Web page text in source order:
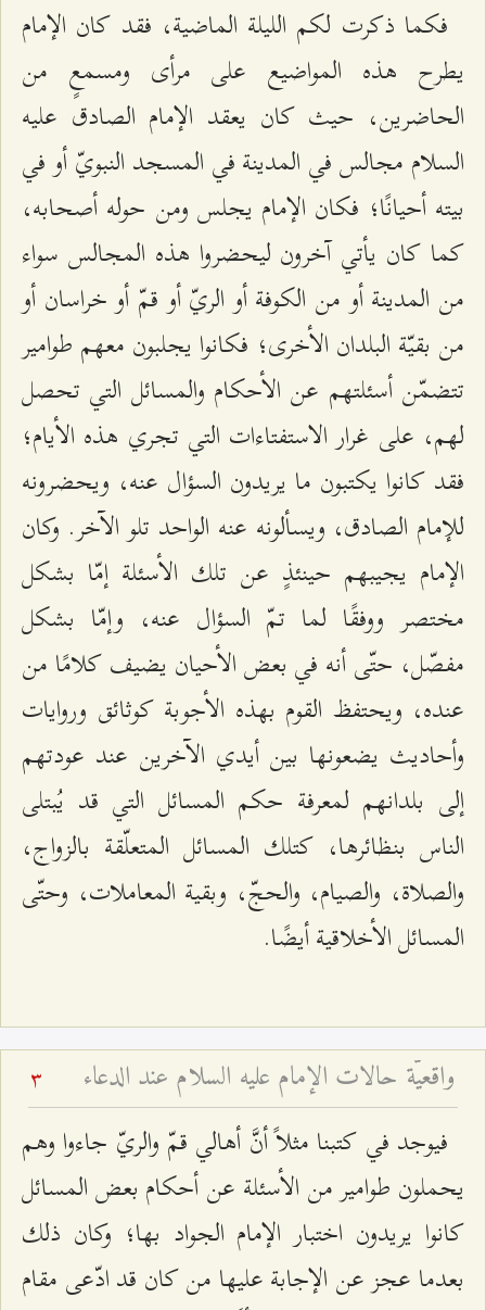
فكما ذكرت لكم الليلة الماضية، فقد كان الإمام
يطرح هذه المواضيع على مرأى ومسمعٍ من
الحاضرين، حيث كان يعقد الإمام الصادق عليه
السلام مجالس في المدينة في المسجد النبويّ أو في
بيته أحيانًا؛ فكان الإمام يجلس ومن حوله أصحابه،
كما كان يأتي آخرون ليحضروا هذه المجالس سواء
من المدينة أو من الكوفة أو الريّ أو قمّ أو خراسان أو
من بقيّة البلدان الأخرى؛ فكانوا يجلبون معهم طوامير
تتضمّن أسئلتهم عن الأحكام والمسائل التي تحصل
لهم، على غرار الاستفتاءات التي تجري هذه الأيام؛
فقد كانوا يكتبون ما يريدون السؤال عنه، ويحضرونه
للإمام الصادق، ويسألونه عنه الواحد تلو الآخر. وكان
الإمام يجيبهم حينئذٍ عن تلك الأسئلة إمّا بشكل
مختصر ووفقًا لما تمّ السؤال عنه، وإمّا بشكل
مفصّل، حتّى أنه في بعض الأحيان يضيف كلامًا من
عنده، ويحتفظ القوم بهذه الأجوبة كوثائق وروايات
وأحاديث يضعونها بين أيدي الآخرين عند عودتهم
إلى بلدانهم لمعرفة حكم المسائل التي قد يُبتلى
الناس بنظائرها، كتلك المسائل المتعلّقة بالزواج،
والصلاة، والصيام، والحجّ، وبقية المعاملات، وحتّى
المسائل الأخلاقية أيضًا.
واقعيّة حالات الإمام عليه السلام عند الدعاء 3
فيوجد في كتبنا مثلاً أنَّ أهالي قمّ والريّ جاءوا وهم
يحملون طوامير من الأسئلة عن أحكام بعض المسائل
كانوا يريدون اختبار الإمام الجواد بها؛ وكان ذلك
بعدما عجز عن الإجابة عليها من كان قد ادّعى مقام